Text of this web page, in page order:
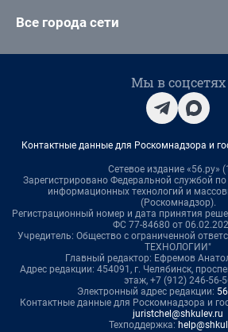
Все города сети
Мы в соцсетях
Контактные данные для Роскомнадзора и
Сетевое издание «56.ру»
Зарегистрировано Федеральной службой по
информационных технологий и
(Роскомнадзор).
Регистрационный номер и дата принятия
ФС 77-84680 от
Учредитель: Общество с ограниченной
ТЕХНОЛОГИИ"
Главный редактор: Ефремов
Адрес редакции: 454091, г. Челябинск,
этаж, +7 (912) 246-56-
Электронный адрес редакции:
Контактные данные для Роскомнадзора и
juristchel@shkulev.ru
Техподдержка: